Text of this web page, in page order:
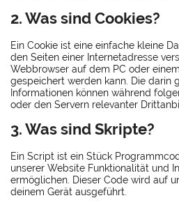
2. Was sind Cookies?
Ein Cookie ist eine einfache kleine
den Seiten einer Internetadresse
Webbrowser auf dem PC oder
gespeichert werden kann. Die darin
Informationen können während
oder den Servern relevanter
3. Was sind Skripte?
Ein Script ist ein Stück
unserer Website Funktionalität und
ermöglichen. Dieser Code wird auf
deinem Gerät ausgeführt.